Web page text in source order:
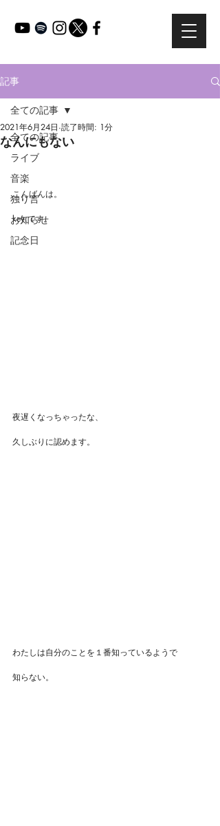
記事
全ての記事
ライブ
音楽
独り言
お知らせ
記念日
全ての記事
なんにもない
2021年6月24日 読了時間: 1分
こんばんは。
key:です。
夜遅くなっちゃったな、
久しぶりに認めます。
わたしは自分のことを１番知っているようで
知らない。